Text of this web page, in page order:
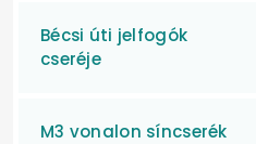
Bécsi úti jelfogók
cseréje
M3 vonalon síncserék